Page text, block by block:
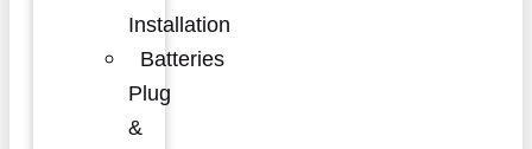
Installation
Batteries
Plug
&